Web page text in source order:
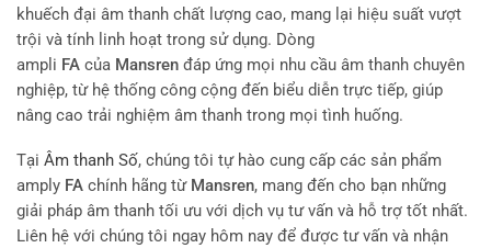
khuếch đại âm thanh chất lượng cao, mang lại hiệu suất vượt
trội và tính linh hoạt trong sử dụng. Dòng
ampli FA của Mansren đáp ứng mọi nhu cầu âm thanh chuyên
nghiệp, từ hệ thống công cộng đến biểu diễn trực tiếp, giúp
nâng cao trải nghiệm âm thanh trong mọi tình huống.
Tại Âm thanh Số, chúng tôi tự hào cung cấp các sản phẩm
amply FA chính hãng từ Mansren, mang đến cho bạn những
giải pháp âm thanh tối ưu với dịch vụ tư vấn và hỗ trợ tốt nhất.
Liên hệ với chúng tôi ngay hôm nay để được tư vấn và nhận